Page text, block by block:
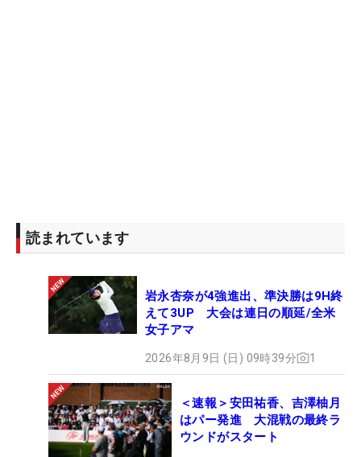
読まれています
岩永杏奈が4強進出、準決勝は9H終
えて3UP 大会は連日の順延/全米
女子アマ
2026年8月9日 (日) 09時39分 1
＜速報＞安田祐香、吉澤柚月
はパー発進 大混戦の最終ラ
ウンドがスタート